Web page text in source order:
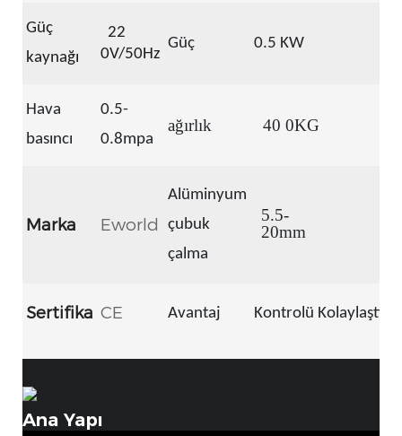
Güç
kaynağı
22
0V/50Hz
Güç 0.5 KW
Hava
basıncı
0.5-
0.8mpa
ağırlık 40 0KG
Marka Eworld
Alüminyum
çubuk
çalma
5.5-
20mm
Sertifika CE Avantaj Kontrolü Kolaylaştırın
Ana Yapı